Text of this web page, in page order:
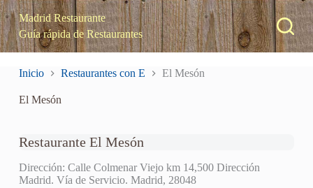
S
a
l
t
n
n
Madrid Restaurante
Guía rápida de Restaurantes
Inicio Restaurantes con E El Mesón
El Mesón
Restaurante El Mesón
Dirección: Calle Colmenar Viejo km 14,500 Dirección
Madrid. Vía de Servicio. Madrid, 28048